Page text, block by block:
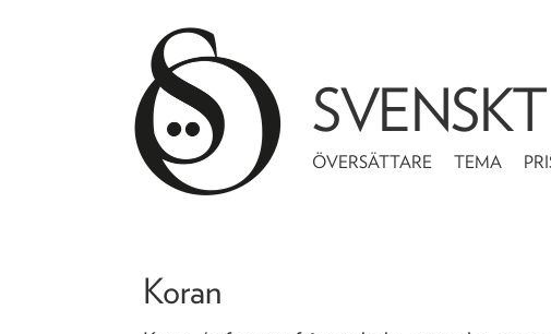
ÖVERSÄTTARE TEMA
Koran